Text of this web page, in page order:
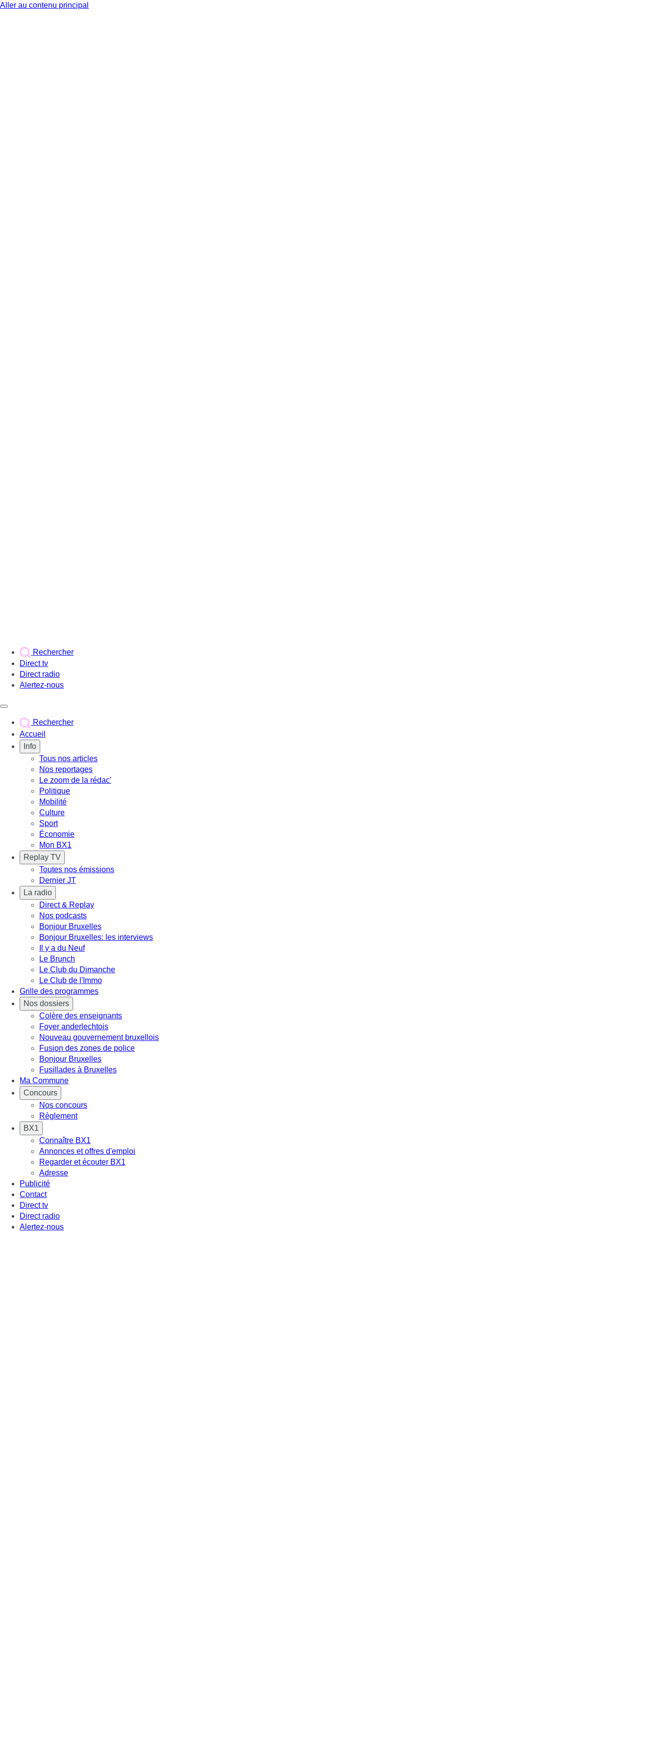
Aller au contenu principal
Rechercher
Direct tv
Direct radio
Alertez-nous
Rechercher
Accueil
Info
Tous nos articles
Nos reportages
Le zoom de la rédac'
Politique
Mobilité
Culture
Sport
Économie
Mon BX1
Replay TV
Toutes nos émissions
Dernier JT
La radio
Direct & Replay
Nos podcasts
Bonjour Bruxelles
Bonjour Bruxelles: les interviews
Il y a du Neuf
Le Brunch
Le Club du Dimanche
Le Club de l'Immo
Grille des programmes
Nos dossiers
Colère des enseignants
Foyer anderlechtois
Nouveau gouvernement bruxellois
Fusion des zones de police
Bonjour Bruxelles
Fusillades à Bruxelles
Ma Commune
Concours
Nos concours
Règlement
BX1
Connaître BX1
Annonces et offres d'emploi
Regarder et écouter BX1
Adresse
Publicité
Contact
Direct tv
Direct radio
Alertez-nous